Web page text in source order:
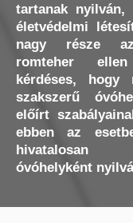
tartanak
életvédelmi
nagy része
romteher
kérdéses, hogy
szakszerű
előírt
ebben az
óvóhelyként